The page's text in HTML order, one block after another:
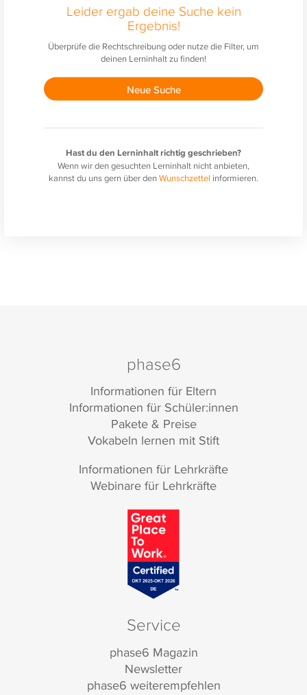
Leider ergab deine Suche kein
Ergebnis!
Überprüfe die Rechtschreibung oder nutze die Filter, um
deinen Lerninhalt zu finden!
Neue Suche
Hast du den Lerninhalt richtig geschrieben?
Wenn wir den gesuchten Lerninhalt nicht anbieten,
kannst du uns gern über denWunschzettel informieren.
phase6
Informationen für Eltern
Informationen für Schüler:innen
Pakete & Preise
Vokabeln lernen mit Stift
Informationen für Lehrkräfte
Webinare für Lehrkräfte
Service
phase6 Magazin
Newsletter
phase6 weiterempfehlen